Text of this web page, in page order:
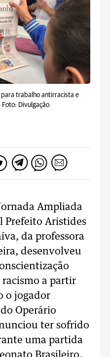
para trabalho antirracista e
Foto: Divulgação
Ampliada
Prefeito Aristides
da professora
desenvolveu
racismo a partir
o jogador
Operário
ter sofrido
uma partida
Brasileiro.